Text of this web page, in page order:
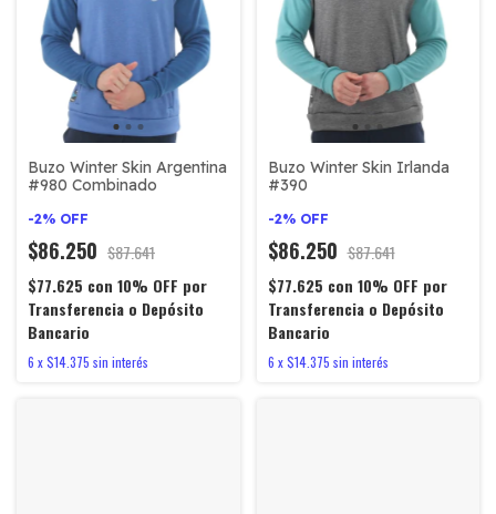
Buzo Winter Skin Argentina
#980 Combinado
-2% OFF
$86.250 $87.641
$77.625 con 10% OFF por
Transferencia o Depósito
Bancario
6 x$14.375 sin interés
Buzo Winter Skin Irlanda
#390
-2% OFF
$86.250 $87.641
$77.625 con 10% OFF por
Transferencia o Depósito
Bancario
6 x$14.375 sin interés